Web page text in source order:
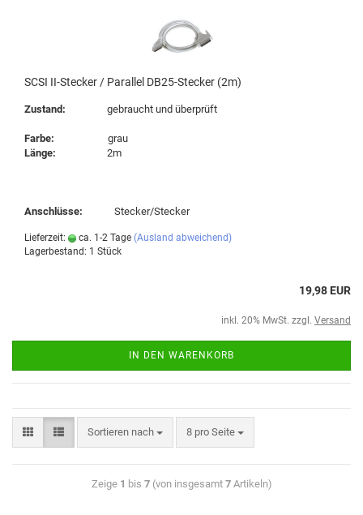
SCSI II-Stecker / Parallel DB25-Stecker (2m)
Zustand: gebraucht und überprüft
Farbe: grau
Länge:
2m
Anschlüsse: Stecker/Stecker
Lieferzeit: ca. 1-2 Tage (Ausland abweichend)
Lagerbestand: 1 Stück
19,98 EUR
inkl. 20% MwSt. zzgl. Versand
IN DEN WARENKORB
Sortieren nach 8 pro Seite
Zeige 1 bis 7(von insgesamt 7Artikeln)